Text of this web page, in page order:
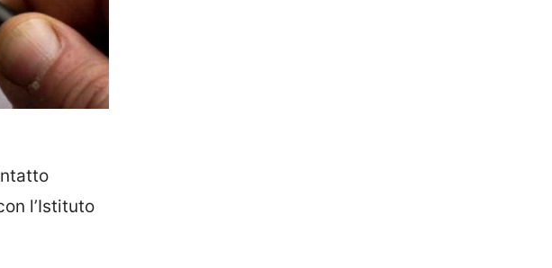
l’Istituto